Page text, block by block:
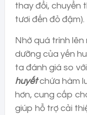
thay đổi, chuyển
tươi đến đỏ đậm).
Nhờ quá trình lên
dưỡng của yến
ta đánh giá so
huyết chứa hàm
hơn, cung cấp
giúp hỗ trợ cải